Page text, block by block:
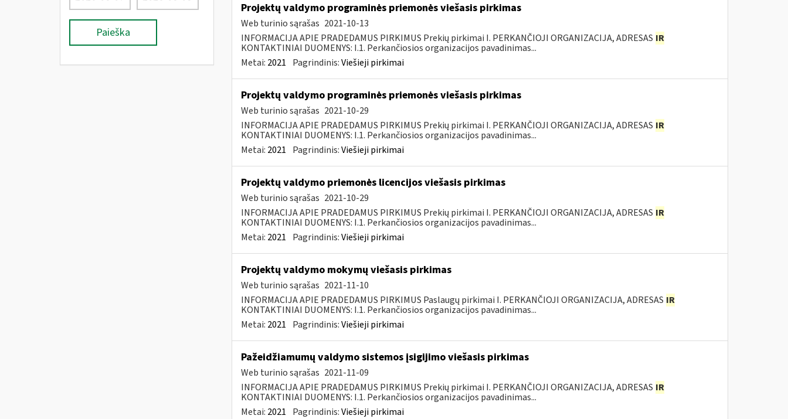
Paieška
Projektų valdymo programinės priemonės viešasis pirkimas
Web turinio sąrašas 2021-10-13
INFORMACIJA APIE PRADEDAMUS PIRKIMUS Prekių pirkimai I. PERKANČIOJI ORGANIZACIJA, ADRESAS IR
KONTAKTINIAI DUOMENYS: I.1. Perkančiosios organizacijos pavadinimas...
Metai: 2021 Pagrindinis:Viešieji pirkimai
Projektų valdymo programinės priemonės viešasis pirkimas
Web turinio sąrašas 2021-10-29
INFORMACIJA APIE PRADEDAMUS PIRKIMUS Prekių pirkimai I. PERKANČIOJI ORGANIZACIJA, ADRESAS IR
KONTAKTINIAI DUOMENYS: I.1. Perkančiosios organizacijos pavadinimas...
Metai: 2021 Pagrindinis:Viešieji pirkimai
Projektų valdymo priemonės licencijos viešasis pirkimas
Web turinio sąrašas 2021-10-29
INFORMACIJA APIE PRADEDAMUS PIRKIMUS Prekių pirkimai I. PERKANČIOJI ORGANIZACIJA, ADRESAS IR
KONTAKTINIAI DUOMENYS: I.1. Perkančiosios organizacijos pavadinimas...
Metai: 2021 Pagrindinis:Viešieji pirkimai
Projektų valdymo mokymų viešasis pirkimas
Web turinio sąrašas 2021-11-10
INFORMACIJA APIE PRADEDAMUS PIRKIMUS Paslaugų pirkimai I. PERKANČIOJI ORGANIZACIJA, ADRESAS IR
KONTAKTINIAI DUOMENYS: I.1. Perkančiosios organizacijos pavadinimas...
Metai: 2021 Pagrindinis:Viešieji pirkimai
Pažeidžiamumų valdymo sistemos įsigijimo viešasis pirkimas
Web turinio sąrašas 2021-11-09
INFORMACIJA APIE PRADEDAMUS PIRKIMUS Prekių pirkimai I. PERKANČIOJI ORGANIZACIJA, ADRESAS IR
KONTAKTINIAI DUOMENYS: I.1. Perkančiosios organizacijos pavadinimas...
Metai: 2021 Pagrindinis:Viešieji pirkimai